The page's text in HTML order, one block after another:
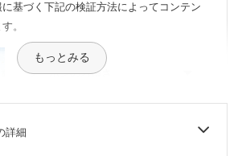
に基づく下記の検証方法によってコンテン
。
クーポンのお得さ
もっとみる
詳細